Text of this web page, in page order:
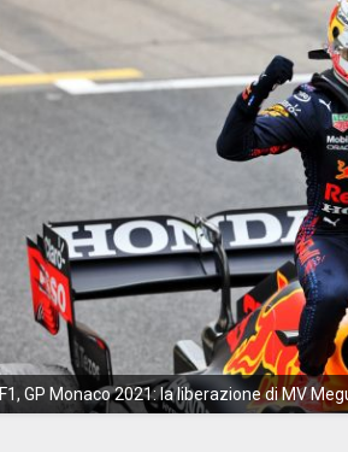
F1, GP Monaco 2021: la liberazione di MV